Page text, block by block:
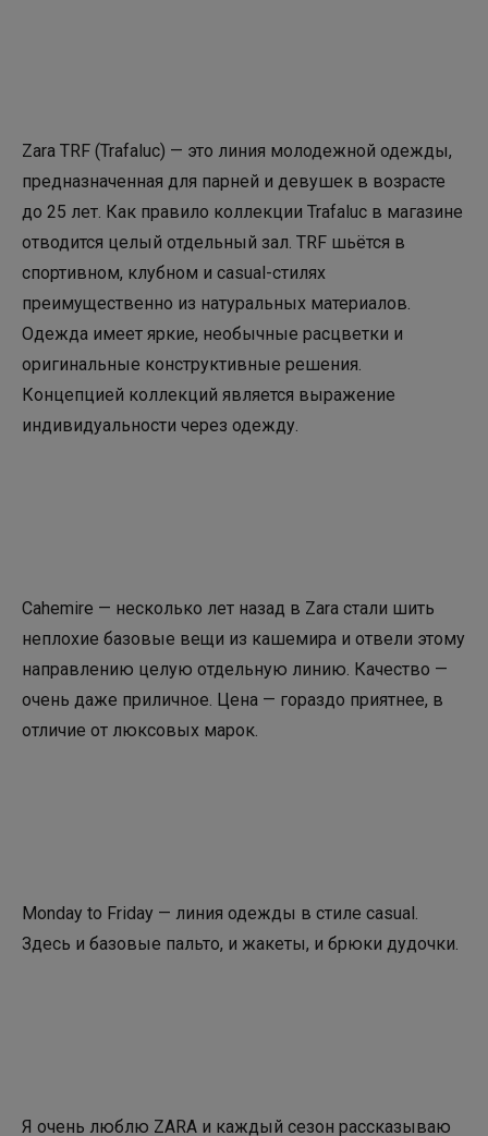
Zara TRF (Trafaluc) — это линия молодежной одежды,
предназначенная для парней и девушек в возрасте
до 25 лет. Как правило коллекции Trafaluc в магазине
отводится целый отдельный зал. TRF шьётся в
спортивном, клубном и casual-стилях
преимущественно из натуральных материалов.
Одежда имеет яркие, необычные расцветки и
оригинальные конструктивные решения.
Концепцией коллекций является выражение
индивидуальности через одежду.
Cahemire — несколько лет назад в Zara стали шить
неплохие базовые вещи из кашемира и отвели этому
направлению целую отдельную линию. Качество —
очень даже приличное. Цена — гораздо приятнее, в
отличие от люксовых марок.
Monday to Friday — линия одежды в стиле casual.
Здесь и базовые пальто, и жакеты, и брюки дудочки.
Я очень люблю ZARA и каждый сезон рассказываю